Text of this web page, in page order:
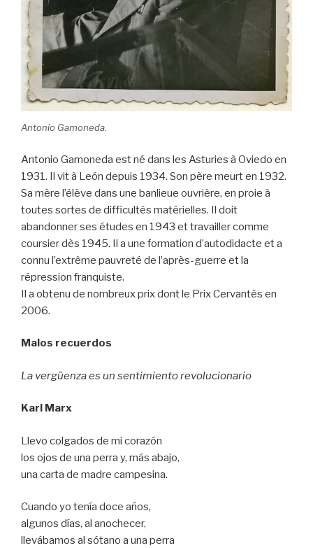
Antonio Gamoneda.
Antonio Gamoneda est né dans les Asturies à Oviedo en
1931. Il vit à León depuis 1934. Son père meurt en 1932.
Sa mère l’élève dans une banlieue ouvrière, en proie à
toutes sortes de difficultés matérielles. Il doit
abandonner ses études en 1943 et travailler comme
coursier dès 1945. Il a une formation d’autodidacte et a
connu l’extrême pauvreté de l’après-guerre et la
répression franquiste.
Il a obtenu de nombreux prix dont le Prix Cervantès en
2006.
Malos recuerdos
La vergüenza es un sentimiento revolucionario
Karl Marx
Llevo colgados de mi corazón
los ojos de una perra y, más abajo,
una carta de madre campesina.
Cuando yo tenía doce años,
algunos días, al anochecer,
llevábamos al sótano a una perra